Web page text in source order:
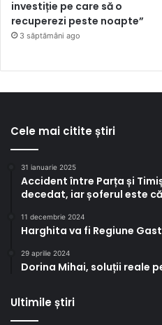
investiție pe care să o
recuperezi peste noapte”
3 săptămâni ago
Cele mai citite știri
31 ianuarie 2025
Accident între Parța și
decedat, iar șoferul este
11 decembrie 2024
Harghita va fi Regiune
29 aprilie 2024
Dorina Mihai, soluții reale
Ultimile știri